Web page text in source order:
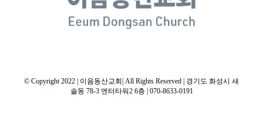
© Copyright 2022 | 이음동산교회| All Rights Reserved | 경기도 화성시 새
솔동 78-3 엔터타워2 6층 | 070-8633-0191